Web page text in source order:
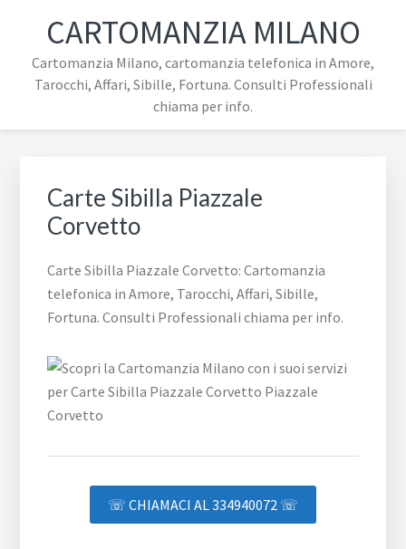
navigazione
primaria
contenuto
principale
footer
navigation
CARTOMANZIA MILANO
Cartomanzia Milano, cartomanzia telefonica in Amore,
Tarocchi, Affari, Sibille, Fortuna. Consulti Professionali
chiama per info.
Carte Sibilla ​Piazzale ​
Corvetto
Carte Sibilla ​Piazzale ​Corvetto: Cartomanzia
telefonica in Amore, Tarocchi, Affari, Sibille,
Fortuna. Consulti Professionali chiama per info.
☏ CHIAMACI AL 334940072 ☏